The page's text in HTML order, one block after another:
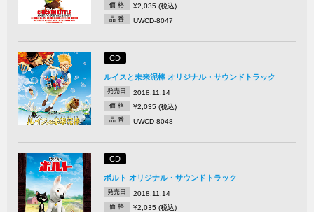
価 格 ¥2,035 (税込)
品 番 UWCD-8047
CD
ルイスと未来泥棒 オリジナル・サウンドトラック
発売日 2018.11.14
価 格 ¥2,035 (税込)
品 番 UWCD-8048
CD
ボルト オリジナル・サウンドトラック
発売日 2018.11.14
価 格 ¥2,035 (税込)